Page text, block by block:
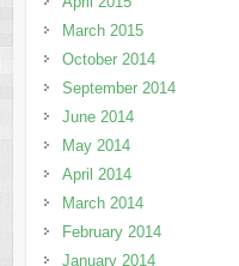
March 2015
October 2014
September 2014
June 2014
May 2014
April 2014
March 2014
February 2014
January 2014